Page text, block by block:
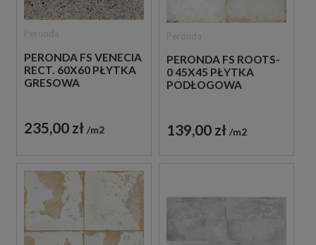
PERONDA FS VENECIA
RECT. 60X60 PŁYTKA
GRESOWA
235,00 zł m2
PERONDA FS ROOTS-
0 45X45 PŁYTKA
PODŁOGOWA
139,00 zł m2